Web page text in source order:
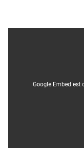
Google Embed est